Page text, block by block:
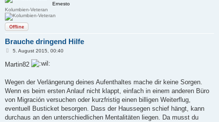
Ernesto
Kolumbien-Veteran
Offline
Brauche dringend Hilfe
B
t
a
g
5. August 2015, 00:40
Martin82
Wegen der Verlängerung deines Aufenthaltes mache dir keine Sorgen.
Wenn es beim ersten Anlauf nicht klappt, einfach in einem anderen Büro
von Migración versuchen oder kurzfristig einen billigen Weiterflug,
eventuell Busticket besorgen. Dass der Haussegen schief hängt, kann
durchaus an den unterschiedlichen Mentalitäten liegen. Da musst du